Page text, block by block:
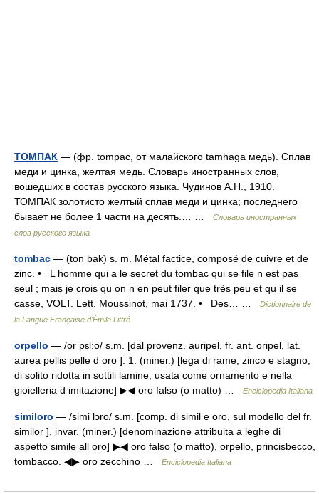
ТОМПАК — (фр. tompac, от малайского tamhaga медь). Сплав
меди и цинка, желтая медь. Словарь иностранных слов,
вошедших в состав русского языка. Чудинов А.Н., 1910.
ТОМПАК золотисто желтый сплав меди и цинка; последнего
бывает не более 1 части на десять.… …
Словарь иностранных
слов русского языка
tombac — (ton bak) s. m. Métal factice, composé de cuivre et de
zinc. • L homme qui a le secret du tombac qui se file n est pas
seul ; mais je crois qu on n en peut filer que très peu et qu il se
casse, VOLT. Lett. Moussinot, mai 1737. • Des… …
Dictionnaire de
la Langue Française d'Émile Littré
orpello — /or pɛl:o/ s.m. [dal provenz. auripel, fr. ant. oripel, lat.
aurea pellis pelle d oro ]. 1. (miner.) [lega di rame, zinco e stagno,
di solito ridotta in sottili lamine, usata come ornamento e nella
gioielleria d imitazione] ▶◀ oro falso (o matto) …
Enciclopedia Italiana
similoro — /simi lɔro/ s.m. [comp. di simil e oro, sul modello del fr.
similor ], invar. (miner.) [denominazione attribuita a leghe di
aspetto simile all oro] ▶◀ oro falso (o matto), orpello, princisbecco,
tombacco. ◀▶ oro zecchino …
Enciclopedia Italiana